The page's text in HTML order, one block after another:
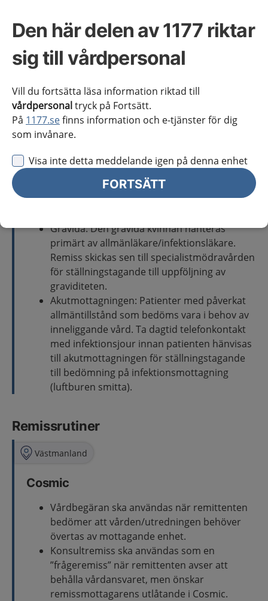
Den här delen av 1177 riktar
sig till vårdpersonal
Vill du fortsätta läsa information riktad till
vårdpersonaltryck på Fortsätt.
På 1177.sefinns information och e-tjänster för dig
som invånare.
Visa inte detta meddelande igen på denna enhet
FORTSÄTT
Bedömning och behandling i de flesta fall.
Observera att aciklovir dosreduceras vid
nedsatt njurfunktion.
Diskutera vid behov med infektionsjour,
patienter.
Specialiserad vård
Barnakut: Nyfödda spädbarn och barn med
allvarlig sjukdom handläggs av barnläkare.
Vid tecken till komplikationer bör barnen ses
av barnläkare. Kontakta barnkonsulten via
telefon innan, då de hänvisas till ett särskilt
Gravida: Den gravida kvinnan hanteras
primärt av allmänläkare/infektionsläkare.
Remiss skickas sen till specialistmödravården
för ställningstagande till uppföljning av
graviditeten.
Akutmottagningen: Patienter med påverkat
allmäntillstånd som bedöms vara i behov av
inneliggande vård. Ta dagtid telefonkontakt
med infektionsjour innan patienten hänvisas
till akutmottagningen för ställningstagande
till bedömning på infektionsmottagning
(luftburen smitta).
Remissrutiner
Västmanland
Cosmic
Vårdbegäran ska användas när remittenten
bedömer att vården/utredningen behöver
övertas av mottagande enhet.
Konsultremiss ska användas som en
”frågeremiss” när remittenten avser att
behålla vårdansvaret, men önskar
remissmottagarens utlåtande i Cosmic.